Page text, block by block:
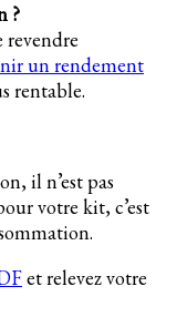
?
revendre
un rendement
rentable.
il n’est pas
votre kit, c’est
et relevez votre